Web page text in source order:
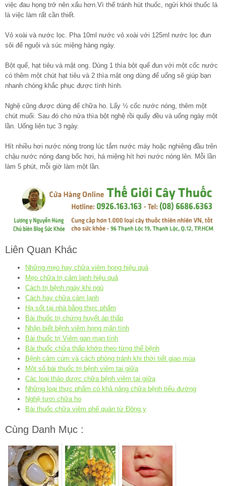
việc đau họng trở nên xấu hơn.Vì thế tránh hút thuốc, ngửi khói thuốc lá
là việc làm rất cần thiết.
Vỏ xoài và nước lọc. Pha 10ml nước vỏ xoài với 125ml nước lọc đun
sôi để nguội và súc miệng hàng ngày.
Bột quế, hạt tiêu và mật ong. Dùng 1 thìa bột quế đun với một cốc nước
có thêm một chút hạt tiêu và 2 thìa mật ong dùng để uống sẽ giúp bạn
nhanh chóng khắc phục được tình hình.
Nghệ cũng được dùng để chữa ho. Lấy ½ cốc nước nóng, thêm một
chút muối. Sau đó cho nửa thìa bột nghệ rồi quấy đều và uống ngày một
lần. Uống liên tục 3 ngày.
Hít nhiều hơi nước nóng trong lúc tắm nước máy hoặc nghiêng đầu trên
chậu nước nóng đang bốc hơi, há miệng hít hơi nước nóng lên. Mỗi lần
làm 5 phút, mỗi giờ làm một lần.
Liên Quan Khác
Những mẹo hay chữa viêm họng hiệu quả
Mẹo chữa trị cảm lạnh hiệu quả
Cách trị bệnh ngáy khi ngủ
Cách hay chữa cảm lạnh
Hạ sốt tại nhà bằng thực phẩm
Bài thuốc trị chứng huyết áp thấp
Nhận biết bệnh viêm họng mãn tính
Bài thuốc trị Viêm gan mạn tính
Bài thuốc chữa thấp khớp theo từng thể bệnh
Bệnh cảm cúm và cách phòng tránh khi thời tiết giao mùa
Một số bài thuốc trị bệnh viêm tai giữa
Các loại thảo dược chữa bệnh viêm tai giữa
Những loại thực phẩm có khả năng chữa bệnh tiểu đường
Nghệ tươi chữa ho
Bài thuốc chữa viêm phế quản từ Đông y
Cùng Danh Mục :